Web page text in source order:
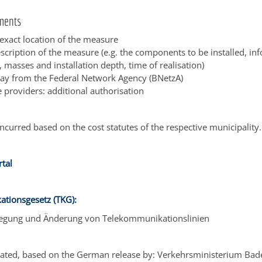
location of the measure
of the measure (e.g. the components to be installed,
masses and installation depth, time of realisation)
from the Federal Network Agency (BNetzA)
providers: additional authorisation
based on the cost statutes of the respective municipality.
(TKG):
und Änderung von Telekommunikationslinien
based on the German release by:Verkehrsministerium